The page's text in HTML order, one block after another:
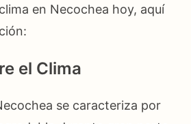
en Necochea hoy, aquí
el Clima
se caracteriza por